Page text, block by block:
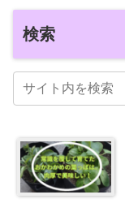
検索